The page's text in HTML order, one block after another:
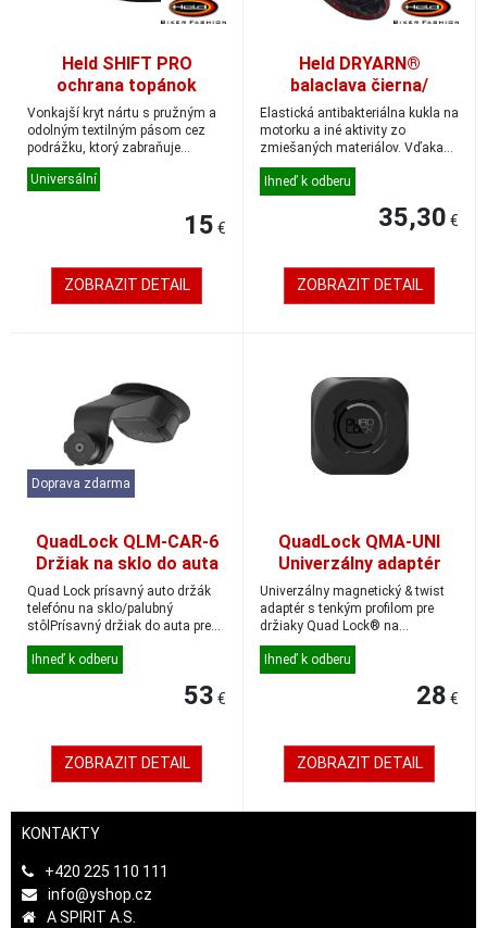
Held SHIFT PRO
ochrana topánok
hovädzia koža/textil
hnedá veľkosť
univerzálna
Vonkajší kryt nártu s pružným a
odolným textilným pásom cez
podrážku, ktorý zabraňuje
opotrebovaniu ...
Universální
15 €
ZOBRAZIT DETAIL
Held DRYARN®
balaclava čierna/
červená univerzálna
veľkosť
Elastická antibakteriálna kukla na
motorku a iné aktivity zo
zmiešaných materiálov. Vďaka
čiastočném...
Ihneď k odberu
35,30 €
ZOBRAZIT DETAIL
Doprava zdarma
QuadLock QLM-CAR-6
Držiak na sklo do auta
Quad Lock prísavný auto držák
telefónu na sklo/palubný
stôlPrísavný držiak do auta pre
uchycení na č...
Ihneď k odberu
53 €
ZOBRAZIT DETAIL
QuadLock QMA-UNI
Univerzálny adaptér
MAG
Univerzálny magnetický & twist
adaptér s tenkým profilom pre
držiaky Quad Lock® na
smartfóny...
Ihneď k odberu
28 €
ZOBRAZIT DETAIL
KONTAKTY
+420 225 110 111
info@yshop.cz
A SPIRIT A.S.